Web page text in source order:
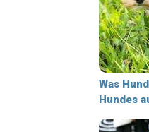
Was
Hundes